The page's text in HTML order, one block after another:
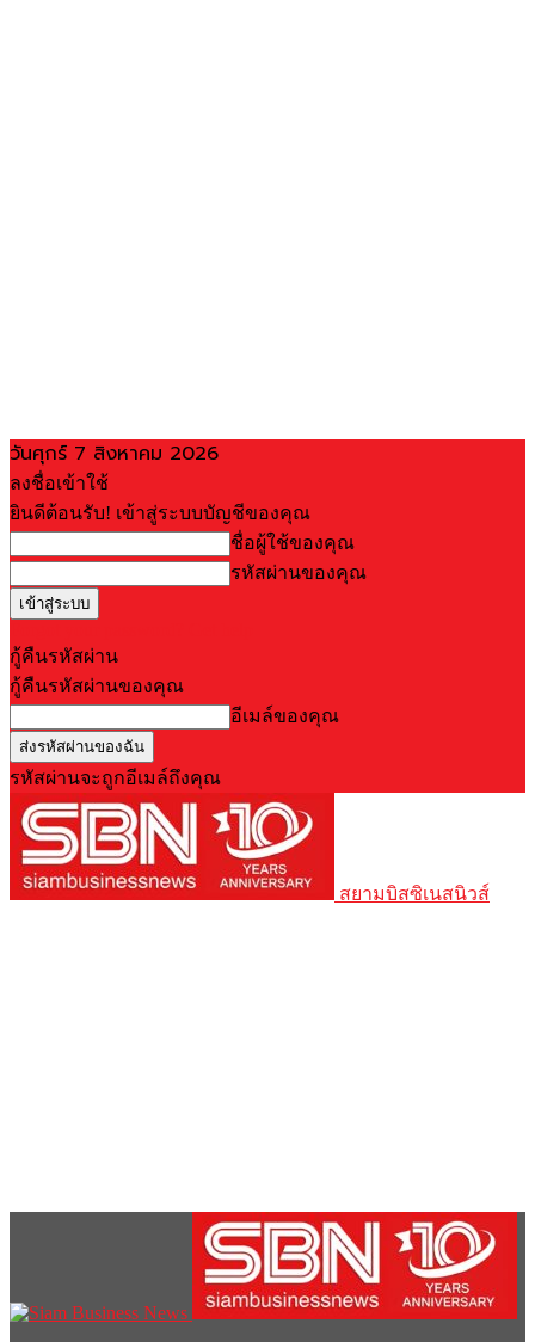
วันศุกร์ 7 สิงหาคม 2026
ลงชื่อเข้าใช้
ยินดีต้อนรับ! เข้าสู่ระบบบัญชีของคุณ
ชื่อผู้ใช้ของคุณ
รหัสผ่านของคุณ
กู้คืนรหัสผ่าน
กู้คืนรหัสผ่านของคุณ
อีเมล์ของคุณ
รหัสผ่านจะถูกอีเมล์ถึงคุณ
สยามบิสซิเนสนิวส์